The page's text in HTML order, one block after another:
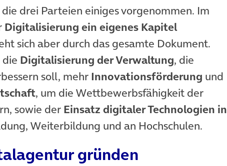
drei Parteien einiges vorgenommen. Im
Digitalisierung ein eigenes Kapitel
sich aber durch das gesamte Dokument.
Digitalisierung der Verwaltung, die
soll, mehr Innovationsförderung und
, um die Wettbewerbsfähigkeit der
sowie der Einsatz digitaler Technologien in
Weiterbildung und an Hochschulen.
gründen